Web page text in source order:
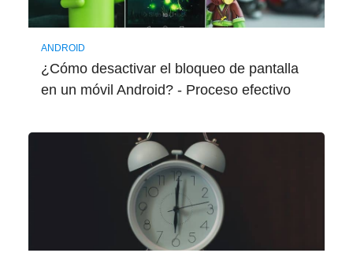
ANDROID
¿Cómo desactivar el bloqueo de pantalla
en un móvil Android? - Proceso efectivo